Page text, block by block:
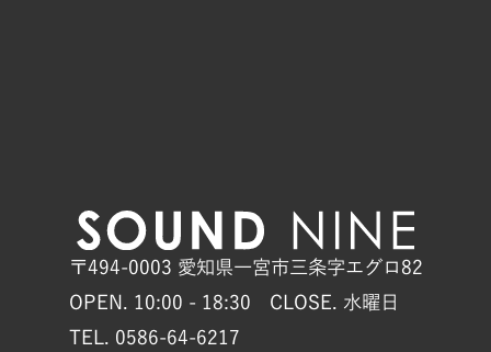
〒494-0003 愛知県一宮市三条字エグロ82
OPEN. 10:00 - 18:30 CLOSE. 水曜日
TEL. 0586-64-6217